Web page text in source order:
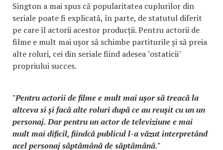
Sington a mai spus că popularitatea cuplurilor din
seriale poate fi explicată, în parte, de statutul diferit
pe care îl actorii acestor producții. Pentru actorii de
filme e mult mai ușor să schimbe partiturile și să preia
alte roluri, cei din seriale fiind adesea "ostaticii"
propriului succes.
"Pentru actorii de filme e mult mai ușor să treacă la
altceva si și facă alte roluri după ce au reușit cu un un
personaj. Dar pentru un actor de televiziune e mai
mult mai dificil, fiindcă publicul l-a văzut interpretând
acel personaj săptămână de săptămână."